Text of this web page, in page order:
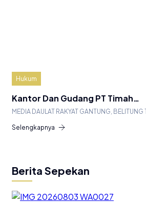
Hukum
Kantor Dan Gudang PT Timah…
MEDIA DAULAT RAKYAT GANTUNG, BELITUNG
Selengkapnya
Berita Sepekan